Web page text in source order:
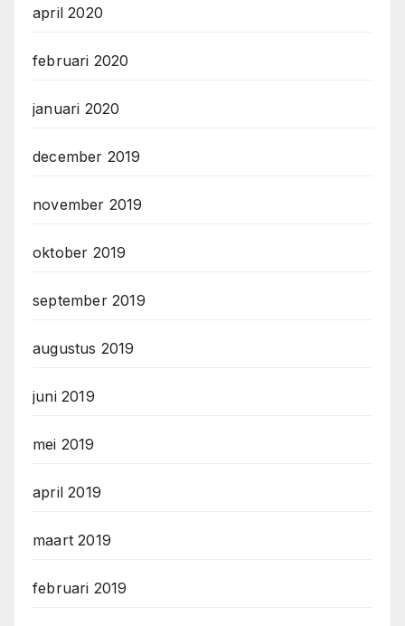
april 2020
februari 2020
januari 2020
december 2019
november 2019
oktober 2019
september 2019
augustus 2019
juni 2019
mei 2019
april 2019
maart 2019
februari 2019